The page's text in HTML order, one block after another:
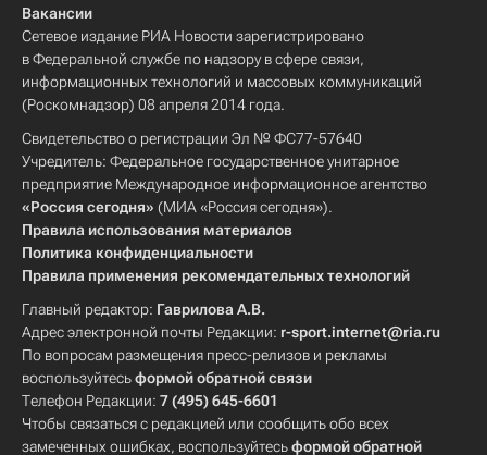
Вакансии
Сетевое издание РИА Новости зарегистрировано
в Федеральной службе по надзору в сфере связи,
информационных технологий и массовых коммуникаций
(Роскомнадзор) 08 апреля 2014 года.
Свидетельство о регистрации Эл № ФС77-57640
Учредитель: Федеральное государственное унитарное
предприятие Международное информационное агентство
«Россия сегодня» (МИА «Россия сегодня»).
Правила использования материалов
Политика конфиденциальности
Правила применения рекомендательных технологий
Главный редактор: Гаврилова А.В.
Адрес электронной почты Редакции: r-sport.internet@ria.ru
По вопросам размещения пресс-релизов и рекламы
воспользуйтесьформой обратной связи
Телефон Редакции: 7 (495) 645-6601
Чтобы связаться с редакцией или сообщить обо всех
замеченных ошибках, воспользуйтесьформой обратной